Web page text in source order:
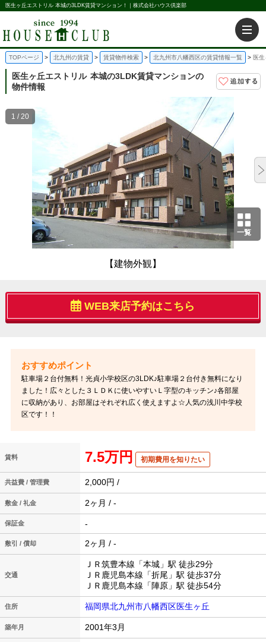
医生ヶ丘エストリル 本城の3LDK賃貸マンション！｜株式会社ハウス倶楽部
TOPページ 北九州の賃貸 賃貸物件検索 北九州市八幡西区の賃貸情報一覧 医
医生ヶ丘エストリル 本城の3LDK賃貸マンションの
物件情報
一覧
【建物外観】
1 / 20
WEB来店予約はこちら
駐車場２台付無料！光貞小学校区の3LDK♪駐車場２台付き無料になり
ました！広々とした３ＬＤＫに使いやすいＬ字型のキッチン♪各部屋
に収納があり、お部屋はそれぞれ広く使えますよ☆人気の浅川中学校
区です！！
賃料 7.5万円 初期費用を知りたい
共益費 / 管理費 2,000円 /
敷金 / 礼金 2ヶ月 / -
保証金 -
敷引 / 償却 2ヶ月 / -
交通
ＪＲ筑豊本線「本城」駅 徒歩29分
ＪＲ鹿児島本線「折尾」駅 徒歩37分
ＪＲ鹿児島本線「陣原」駅 徒歩54分
住所 福岡県北九州市八幡西区医生ヶ丘
築年月 2001年3月